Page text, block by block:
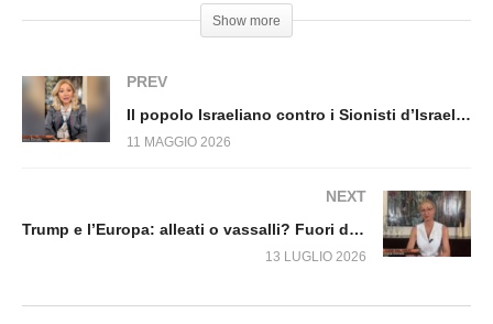
Show more
PREV
Il popolo Israeliano contro i Sionisti d’Israele. Fuori dal Virus n.1786.SP
11 MAGGIO 2026
NEXT
Trump e l’Europa: alleati o vassalli? Fuori dal Virus n.1828.SP
13 LUGLIO 2026